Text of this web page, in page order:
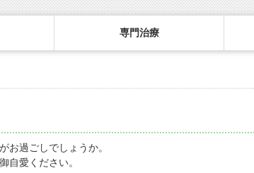
診察の所要時間
検査費用の目安
眼精疲労
ドライアイ
専門治療
眼形成診療ページ
コンタクトレンズ診療
コンタクトレンズの装着方法
お過ごしでしょうか。
自愛ください。